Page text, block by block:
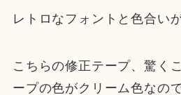
レトロなフォントと色合い
こちらの修正テープ、驚く
ープの色がクリーム色なので